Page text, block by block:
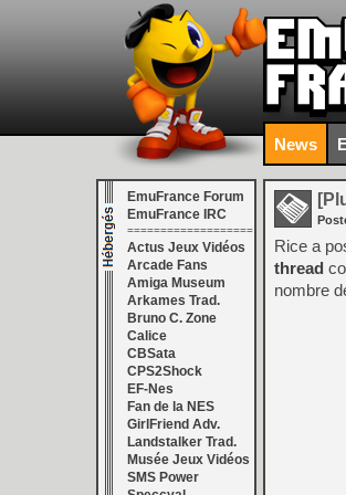
News
EmuFrance Forum
EmuFrance IRC
===================
Actus Jeux Vidéos
Arcade Fans
Amiga Museum
Arkames Trad.
Bruno C. Zone
Calice
CBSata
CPS2Shock
EF-Nes
Fan de la NES
GirlFriend Adv.
Landstalker Trad.
Musée Jeux Vidéos
SMS Power
Rice a
thread
nombre